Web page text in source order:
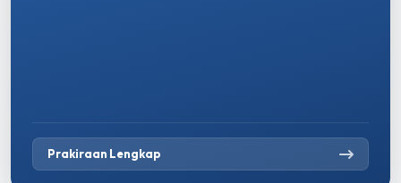
Prakiraan Lengkap